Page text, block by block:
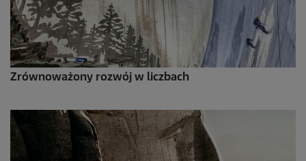
Zrównoważony rozwój w liczbach